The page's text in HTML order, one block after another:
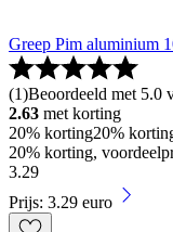
Greep Pim aluminium
(1)Beoordeeld met 5.0
2.63 met korting
20% korting20%
20% korting,
3.29
Prijs: 3.29 euro